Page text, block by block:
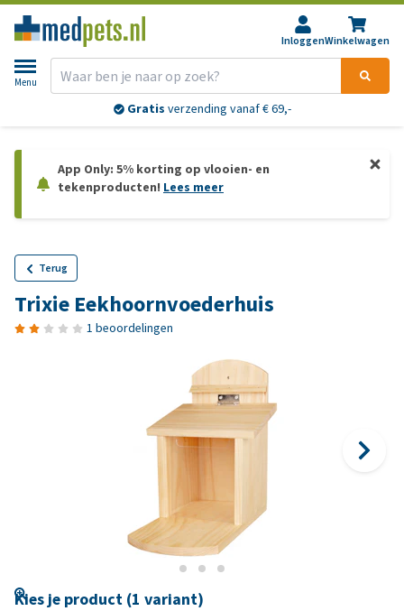
InloggenWinkelwagen
Menu
Gratis verzending vanaf € 69,-
App Only: 5% korting op vlooien- en
tekenproducten! Lees meer
Terug
Trixie Eekhoornvoederhuis
1 beoordelingen
Kies je product (1 variant)